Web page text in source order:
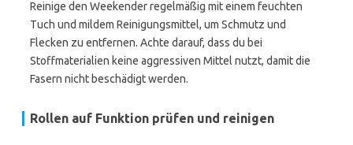
Reinige den Weekender regelmäßig mit einem feuchten
Tuch und mildem Reinigungsmittel, um Schmutz und
Flecken zu entfernen. Achte darauf, dass du bei
Stoffmaterialien keine aggressiven Mittel nutzt, damit die
Fasern nicht beschädigt werden.
Rollen auf Funktion prüfen und reinigen